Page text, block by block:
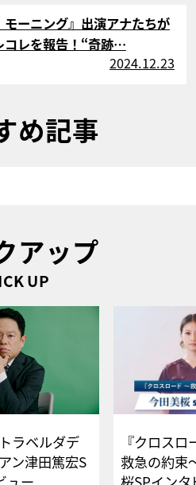
モーニング』出演アナたちが
コレを報告！“奇跡…
2024.12.23
め記事
アップ
UP
ラベルダデ
ン津田篤宏S
『クロス
救急の約束